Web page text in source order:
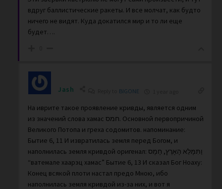
вдруг баллистические ракеты. И все молчат, как будто
ничего не видят. Куда докатился мир и то ли еще
будет….
Jash BIGONE
На иврите такое проявление кривды, является одним
из значений слова хамас חמס. Основной первопричиной
Великого Потопа и греха содомитов. напоминание:
Бытие 6, 11 И извратилась земля перед Богом, и
наполнилась земля кривдой оригенал: וַתִּמָּלֵא הָאָרֶץ, חָמָס
“ватемале хаарэц хамас” Бытие 6, 13 И сказал Бог Ноаху:
Конец всякой плоти настал предо Мною, ибо
наполнилась земля кривдой из-за них, и вот я